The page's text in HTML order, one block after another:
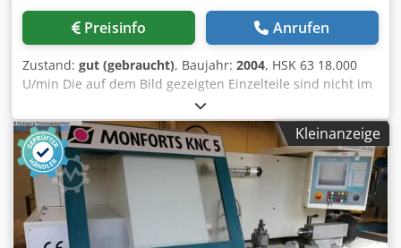
Preisinfo Anrufen
Zustand: gut (gebraucht), Baujahr: 2004, HSK 63 18.000
U/min Die auf dem Bild gezeigten Einzelteile sind nicht im
Lieferumfang enthalten. Dwjdoznmifspfx Af Eea
Kleinanzeige